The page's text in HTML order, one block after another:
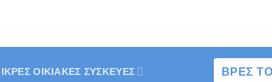
ΟΙΚΙΑΚΈΣ ΣΥΣΚΕΥΈΣ ΒΡΕΣ